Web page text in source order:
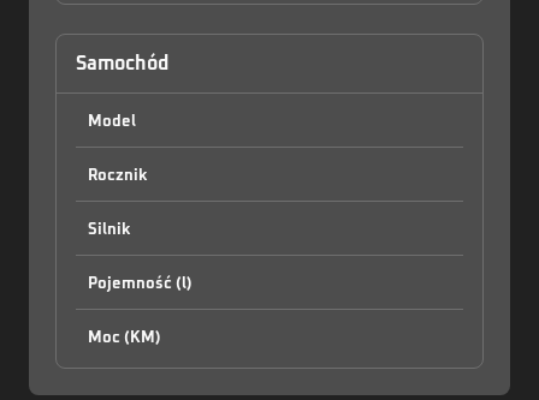
Samochód
Model
Rocznik
Silnik
Pojemność (l)
Moc (KM)